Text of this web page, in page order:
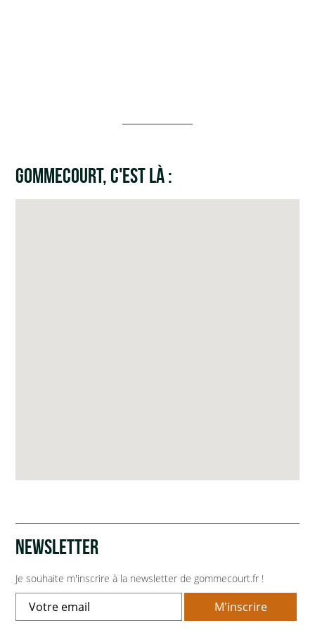
GOMMECOURT, C'EST LÀ :
NEWSLETTER
Je souhaite m'inscrire à la newsletter de gommecourt.fr !